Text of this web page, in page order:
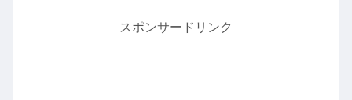
スポンサードリンク